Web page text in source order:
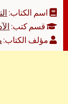
اسم الكتاب:
قسم كتب:
مؤلف الكتاب: